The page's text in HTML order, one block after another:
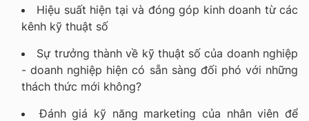
Hiệu suất hiện tại và đóng góp kinh doanh từ các
kênh kỹ thuật số
Sự trưởng thành về kỹ thuật số của doanh nghiệp
- doanh nghiệp hiện có sẵn sàng đối phó với những
thách thức mới không?
Đánh giá kỹ năng marketing của nhân viên để